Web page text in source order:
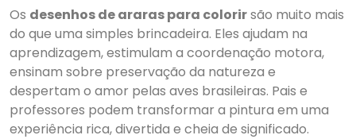
Os desenhos de araras para colorirsão muito mais
do que uma simples brincadeira. Eles ajudam na
aprendizagem, estimulam a coordenação motora,
ensinam sobre preservação da natureza e
despertam o amor pelas aves brasileiras. Pais e
professores podem transformar a pintura em uma
experiência rica, divertida e cheia de significado.